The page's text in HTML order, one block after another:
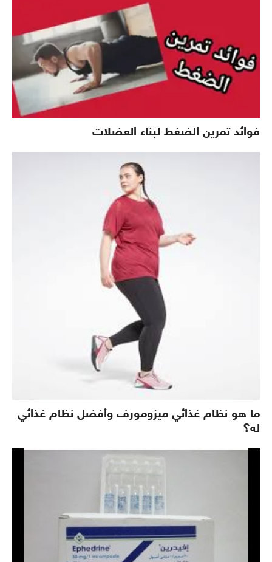
فوائد تمرين الضغط لبناء العضلات
ما هو نظام غذائي ميزومورف وأفضل نظام غذائي
له؟